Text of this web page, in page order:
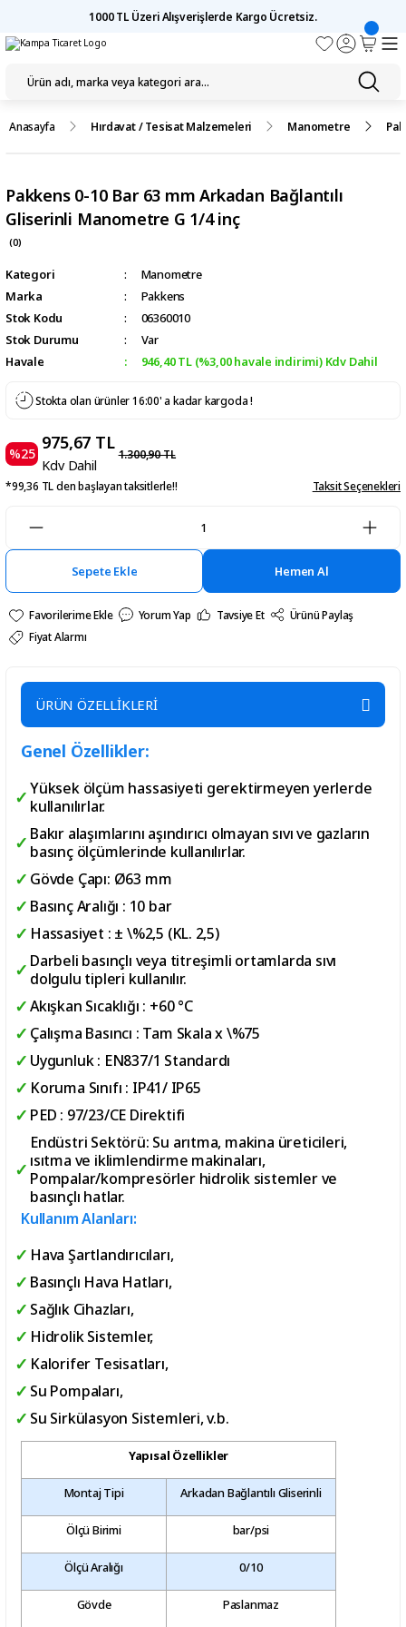
1000 TL Üzeri Alışverişlerde Kargo Ücretsiz.
Anasayfa Hırdavat / Tesisat Malzemeleri Manometre
Pakkens 0-10 Bar 63 mm Arkadan Bağlantılı
Gliserinli Manometre G 1/4 inç
(0)
Kategori
Manometre
Marka
Pakkens
Stok Kodu
06360010
Stok Durumu
Var
Havale
946,40 TL (%3,00 havale indirimi) Kdv Dahil
Stokta olan ürünler 16:00' a kadar kargoda !
%25
975,67 TL
Kdv Dahil
1.300,90 TL
*99,36 TL den başlayan taksitlerle!! Taksit Seçenekleri
Sepete Ekle Hemen Al
Yorum Yap Tavsiye Et
Ürünü Paylaş
Fiyat Alarmı
ÜRÜN ÖZELLİKLERİ
Genel Özellikler:
Yüksek ölçüm hassasiyeti gerektirmeyen yerlerde
kullanılırlar.
Bakır alaşımlarını aşındırıcı olmayan sıvı ve gazların
basınç ölçümlerinde kullanılırlar.
Gövde Çapı: Ø63 mm
Basınç Aralığı : 10 bar
Hassasiyet : ± \%2,5 (KL. 2,5)
Darbeli basınçlı veya titreşimli ortamlarda sıvı
dolgulu tipleri kullanılır.
Akışkan Sıcaklığı : +60 °C
Çalışma Basıncı : Tam Skala x \%75
Uygunluk : EN837/1 Standardı
Koruma Sınıfı : IP41/ IP65
PED : 97/23/CE Direktifi
Endüstri Sektörü: Su arıtma, makina üreticileri,
ısıtma ve iklimlendirme makinaları,
Pompalar/kompresörler hidrolik sistemler ve
basınçlı hatlar.
Kullanım Alanları:
Hava Şartlandırıcıları,
Basınçlı Hava Hatları,
Sağlık Cihazları,
Hidrolik Sistemler,
Kalorifer Tesisatları,
Su Pompaları,
Su Sirkülasyon Sistemleri, v.b.
Yapısal Özellikler
Montaj Tipi Arkadan Bağlantılı Gliserinli
Ölçü Birimi bar/psi
Ölçü Aralığı 0/10
Gövde Paslanmaz